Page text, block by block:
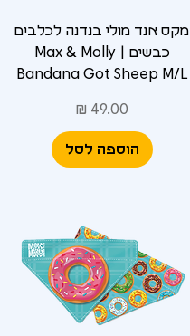
מקס אנד מולי בנדנה לכלבים
כבשים | Max & Molly
Bandana Got Sheep M/L
מחיר
הוספה לסל